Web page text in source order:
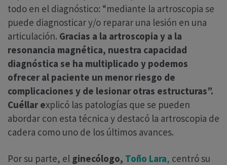
todo en el diagnóstico: “mediante la artroscopia se
puede diagnosticar y/o reparar una lesión en una
articulación. Gracias a la artroscopia y a la
resonancia magnética, nuestra capacidad
diagnóstica se ha multiplicado y podemos
ofrecer al paciente un menor riesgo de
complicaciones y de lesionar otras estructuras”.
Cuéllar explicó las patologías que se pueden
abordar con esta técnica y destacó la artroscopia de
cadera como uno de los últimos avances.
Por su parte, el ginecólogo, Toño Lara, centró su